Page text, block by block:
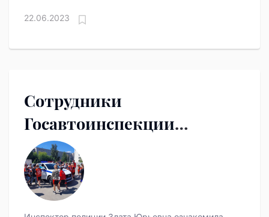
22.06.2023
Сотрудники
Госавтоинспекции
рассказали о ПДД.